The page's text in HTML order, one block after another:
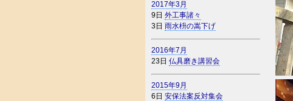
2017年3月
9日 外工事諸々
3日 雨水枡の嵩下げ
2016年7月
23日 仏具磨き講習会
2015年9月
6日 安保法案反対集会